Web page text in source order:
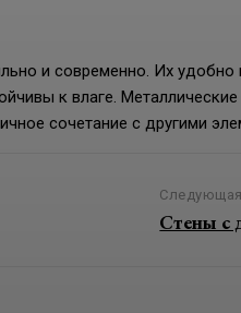
и современно. Их
к влаге.
сочетание с другими
Стены с